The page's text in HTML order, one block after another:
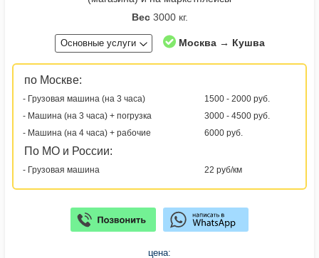
Вес3000 кг.
Основные услуги Москва → Кушва
по Москве:
- Грузовая машина (на 3 часа)
1500 - 2000 руб.
- Машина (на 3 часа) + погрузка
3000 - 4500 руб.
- Машина (на 4 часа) + рабочие
6000 руб.
По МО и России:
- Грузовая машина 22 руб/км
цена: